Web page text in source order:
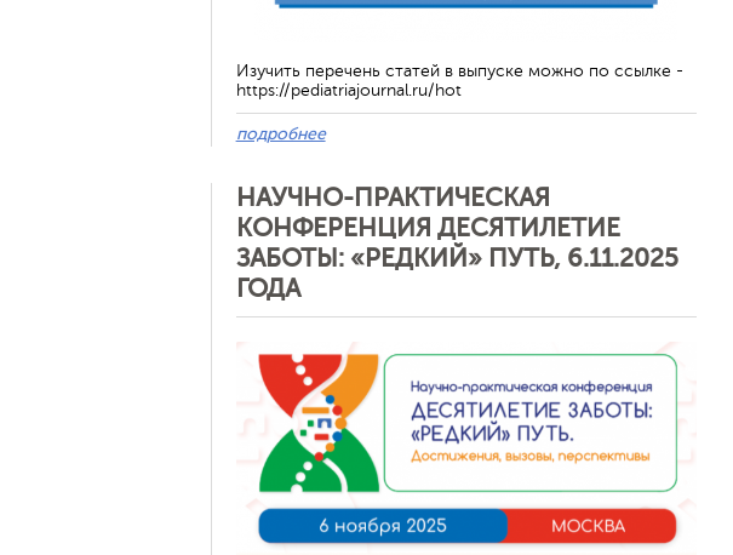
Изучить перечень статей в выпуске можно по ссылке -
https://pediatriajournal.ru/hot
подробнее
НАУЧНО-ПРАКТИЧЕСКАЯ
КОНФЕРЕНЦИЯ ДЕСЯТИЛЕТИЕ
ЗАБОТЫ: «РЕДКИЙ» ПУТЬ, 6.11.2025
ГОДА
Отменить